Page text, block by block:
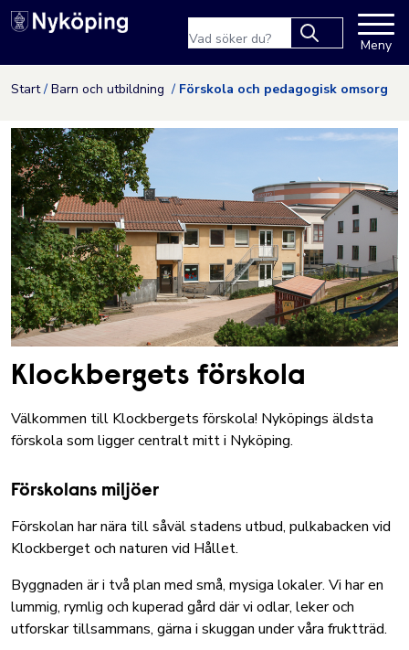
Hoppa till innehåll
Nyköpings kommuns
results.
Meny
Start Barn och utbildning Förskola och pedagogisk omsorg
Klockbergets förskola
Välkommen till Klockbergets förskola! Nyköpings äldsta
förskola som ligger centralt mitt i Nyköping.
Förskolans miljöer
Förskolan har nära till såväl stadens utbud, pulkabacken vid
Klockberget och naturen vid Hållet.
Byggnaden är i två plan med små, mysiga lokaler. Vi har en
lummig, rymlig och kuperad gård där vi odlar, leker och
utforskar tillsammans, gärna i skuggan under våra fruktträd.